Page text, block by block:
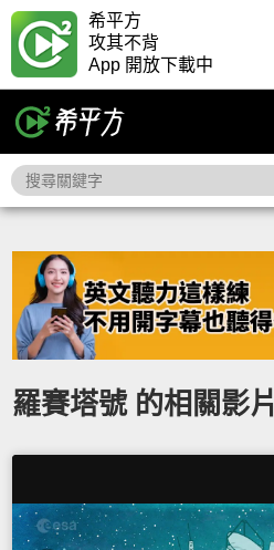
希平方
攻其不背
App 開放下載中
羅賽塔號 的相關影片